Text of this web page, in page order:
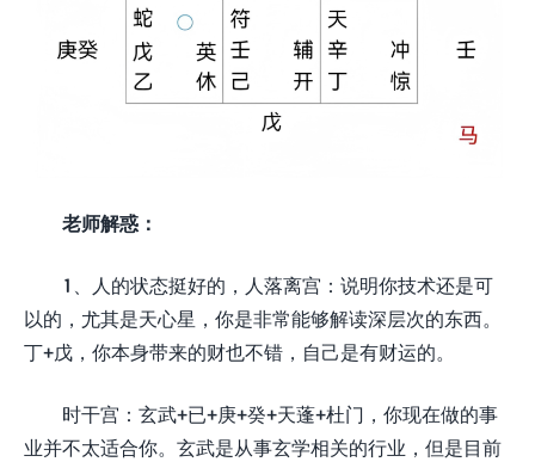
老师解惑：
1、人的状态挺好的，人落离宫：说明你技术还是可
以的，尤其是天心星，你是非常能够解读深层次的东西。
丁+戊，你本身带来的财也不错，自己是有财运的。
时干宫：玄武+已+庚+癸+天蓬+杜门，你现在做的事
业并不太适合你。玄武是从事玄学相关的行业，但是目前